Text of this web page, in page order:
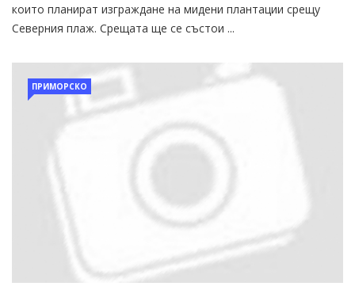
които планират изграждане на мидени плантации срещу
Северния плаж. Срещата ще се състои ...
ПРИМОРСКО